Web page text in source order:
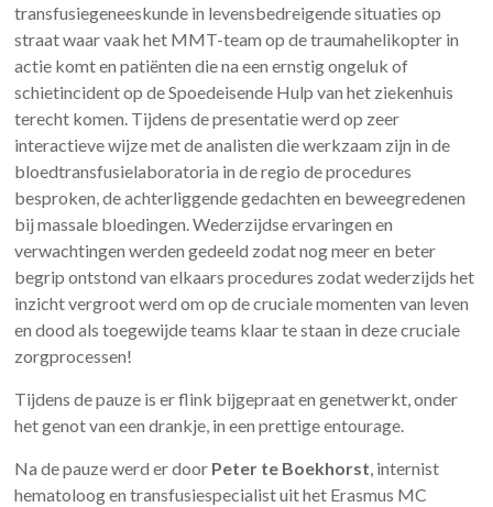
transfusiegeneeskunde in levensbedreigende situaties op
straat waar vaak het MMT-team op de traumahelikopter in
actie komt en patiënten die na een ernstig ongeluk of
schietincident op de Spoedeisende Hulp van het ziekenhuis
terecht komen. Tijdens de presentatie werd op zeer
interactieve wijze met de analisten die werkzaam zijn in de
bloedtransfusielaboratoria in de regio de procedures
besproken, de achterliggende gedachten en beweegredenen
bij massale bloedingen. Wederzijdse ervaringen en
verwachtingen werden gedeeld zodat nog meer en beter
begrip ontstond van elkaars procedures zodat wederzijds het
inzicht vergroot werd om op de cruciale momenten van leven
en dood als toegewijde teams klaar te staan in deze cruciale
zorgprocessen!
Tijdens de pauze is er flink bijgepraat en genetwerkt, onder
het genot van een drankje, in een prettige entourage.
Na de pauze werd er door Peter te Boekhorst, internist
hematoloog en transfusiespecialist uit het Erasmus MC